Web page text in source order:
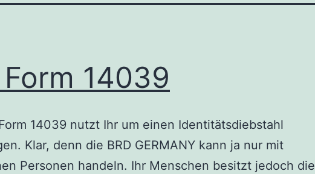
Form 14039
14039 nutzt Ihr um einen Identitätsdiebstahl
Klar, denn die BRD GERMANY kann ja nur mit
Personen handeln. Ihr Menschen besitzt jedoch die